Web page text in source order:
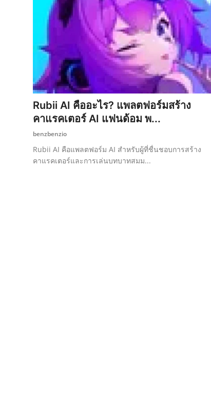
Rubii AI คืออะไร? แพลตฟอร์มสร้าง
คาแรคเตอร์ AI แฟนด้อม พ...
benzbenzio
Rubii AI คือแพลตฟอร์ม AI สำหรับผู้ที่ชื่นชอบการสร้าง
คาแรคเตอร์และการเล่นบทบาทสมม...